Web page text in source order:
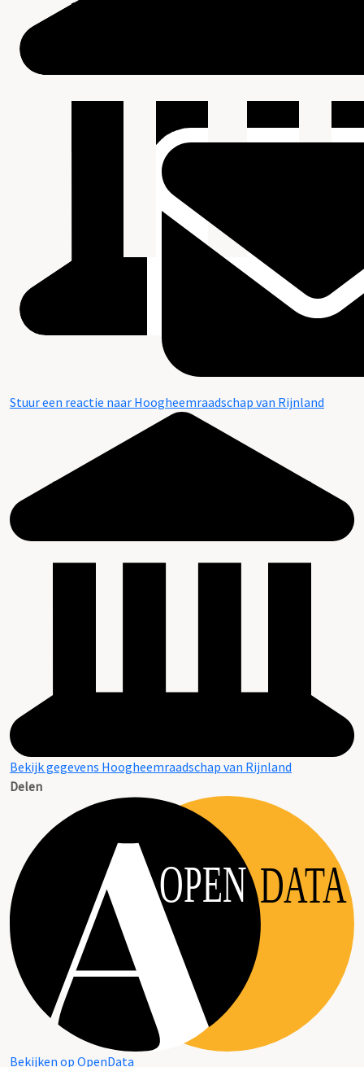
Stuur een reactie naar Hoogheemraadschap van Rijnland
Bekijk gegevens Hoogheemraadschap van Rijnland
Delen
OPEN DATA
Bekijken op OpenData